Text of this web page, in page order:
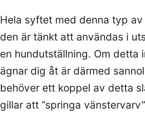
Hela syftet med denna typ
den är tänkt att användas i
en hundutställning. Om detta
ägnar dig åt är därmed
behöver ett koppel av detta
gillar att ”springa